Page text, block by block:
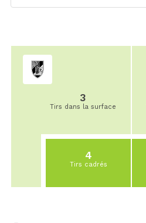
3
Tirs dans la surface
4
Tirs cadrés